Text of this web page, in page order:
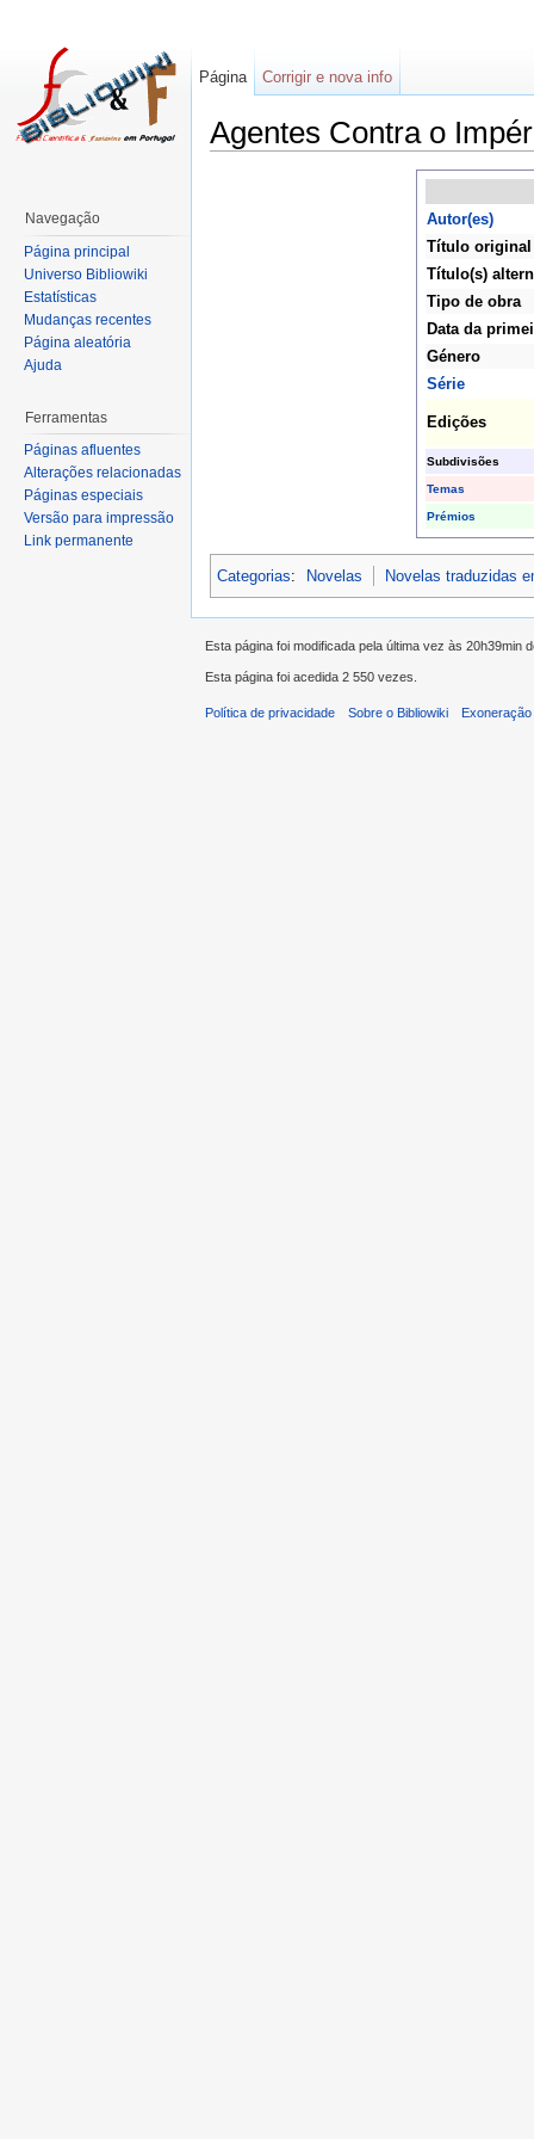
Agentes Contra o
Autor(es)
Título original
Título(s)
Tipo de obra
Data da
Género
Série
Edições
Subdivisões
Temas
Prémios
Categorias: Novelas Novelas traduzidas
Página Corrigir e nova info
Navegação
Página principal
Universo Bibliowiki
Estatísticas
Mudanças recentes
Página aleatória
Ajuda
Ferramentas
Páginas afluentes
Alterações relacionadas
Páginas especiais
Versão para impressão
Link permanente
Esta página foi modificada pela última vez às 20h39min
Esta página foi acedida 2 550 vezes.
Política de privacidade Sobre o Bibliowiki